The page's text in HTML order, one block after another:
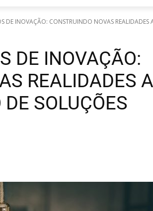
DE INOVAÇÃO: CONSTRUINDO NOVAS REALIDADES
DE INOVAÇÃO:
REALIDADES A
SOLUÇÕES